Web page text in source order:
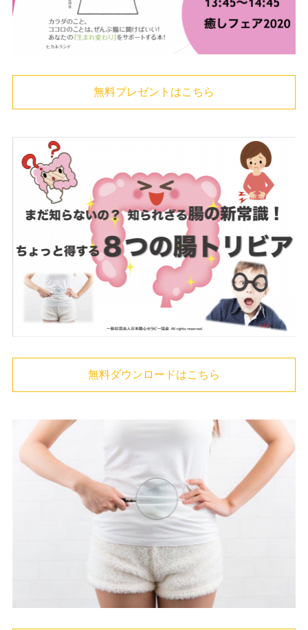
無料プレゼントはこちら
無料ダウンロードはこちら